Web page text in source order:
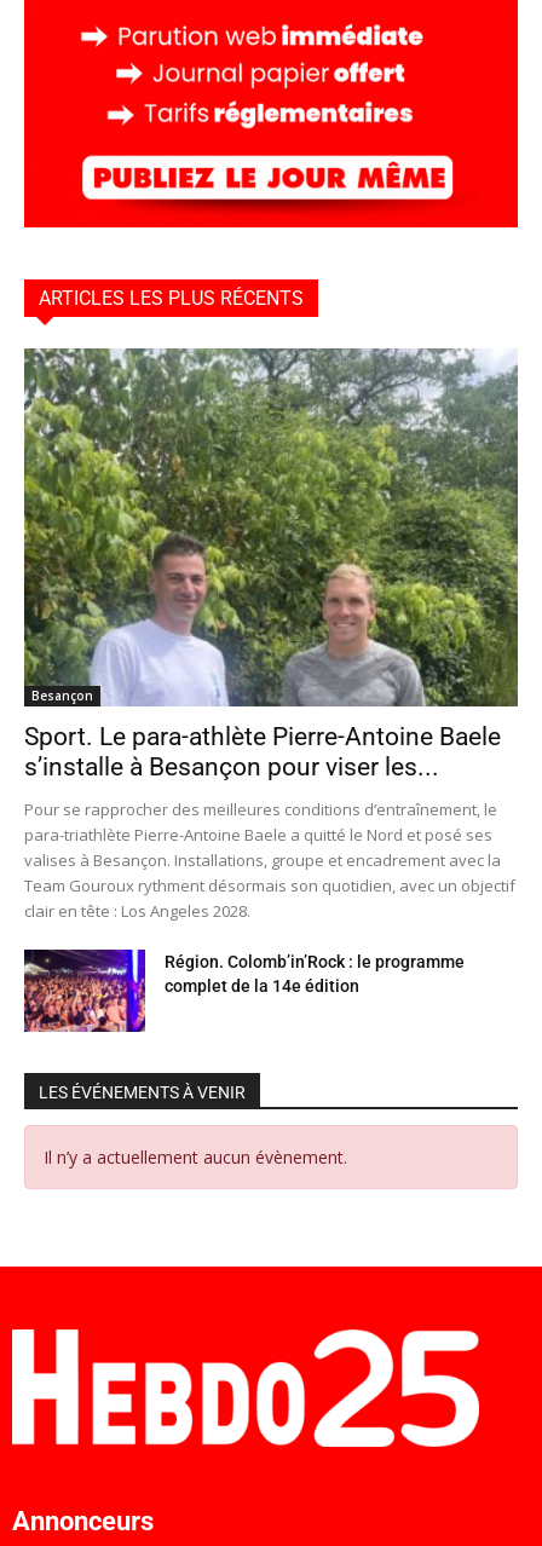
ARTICLES LES PLUS RÉCENTS
Besançon
Sport. Le para-athlète Pierre-Antoine Baele
s’installe à Besançon pour viser les...
Pour se rapprocher des meilleures conditions d’entraînement, le
para-triathlète Pierre-Antoine Baele a quitté le Nord et posé ses
valises à Besançon. Installations, groupe et encadrement avec la
Team Gouroux rythment désormais son quotidien, avec un objectif
clair en tête : Los Angeles 2028.
Région. Colomb’in’Rock : le programme
complet de la 14e édition
LES ÉVÉNEMENTS À VENIR
Il n’y a actuellement aucun évènement.
Annonceurs